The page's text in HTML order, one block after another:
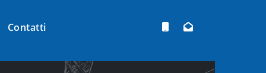
Contatti